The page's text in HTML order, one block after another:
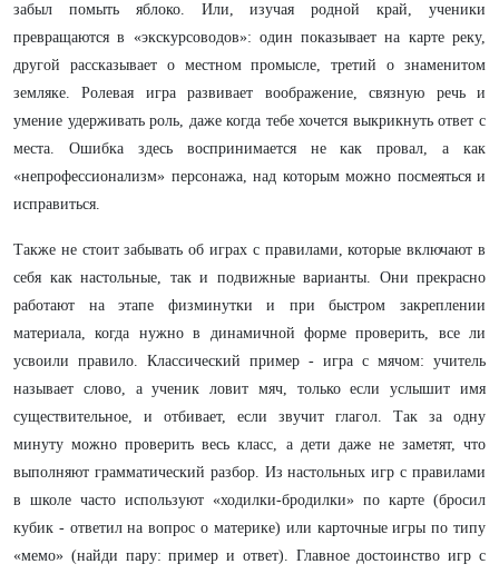
забыл помыть яблоко. Или, изучая родной край, ученики
превращаются в «экскурсоводов»: один показывает на карте реку,
другой рассказывает о местном промысле, третий о знаменитом
земляке. Ролевая игра развивает воображение, связную речь и
умение удерживать роль, даже когда тебе хочется выкрикнуть ответ с
места. Ошибка здесь воспринимается не как провал, а как
«непрофессионализм» персонажа, над которым можно посмеяться и
исправиться.
Также не стоит забывать об играх с правилами, которые включают в
себя как настольные, так и подвижные варианты. Они прекрасно
работают на этапе физминутки и при быстром закреплении
материала, когда нужно в динамичной форме проверить, все ли
усвоили правило. Классический пример - игра с мячом: учитель
называет слово, а ученик ловит мяч, только если услышит имя
существительное, и отбивает, если звучит глагол. Так за одну
минуту можно проверить весь класс, а дети даже не заметят, что
выполняют грамматический разбор. Из настольных игр с правилами
в школе часто используют «ходилки-бродилки» по карте (бросил
кубик - ответил на вопрос о материке) или карточные игры по типу
«мемо» (найди пару: пример и ответ). Главное достоинство игр с